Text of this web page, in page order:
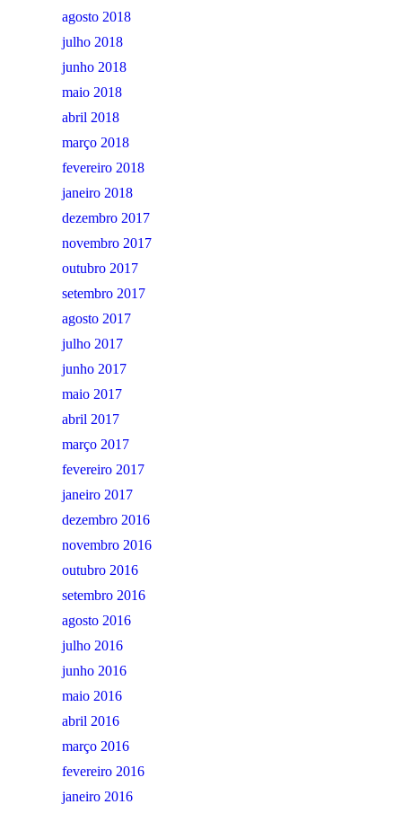
agosto 2018
julho 2018
junho 2018
maio 2018
abril 2018
março 2018
fevereiro 2018
janeiro 2018
dezembro 2017
novembro 2017
outubro 2017
setembro 2017
agosto 2017
julho 2017
junho 2017
maio 2017
abril 2017
março 2017
fevereiro 2017
janeiro 2017
dezembro 2016
novembro 2016
outubro 2016
setembro 2016
agosto 2016
julho 2016
junho 2016
maio 2016
abril 2016
março 2016
fevereiro 2016
janeiro 2016